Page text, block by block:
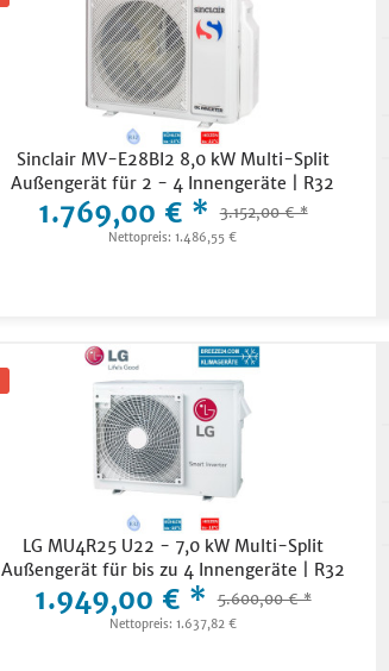
LG Electronics
Mitsubishi Electric
Mitsubishi Heavy
Panasonic
Remko
Samsung
Sinclair
Sinclair MV-E28BI2 8,0 kW Multi-Split
Außengerät für 2 - 4 Innengeräte | R32
1.769,00 € * 3.152,00 € *
Nettopreis: 1.486,55 €
LG MU4R25 U22 - 7,0 kW Multi-Split
Außengerät für bis zu 4 Innengeräte | R32
1.949,00 € * 5.600,00 € *
Nettopreis: 1.637,82 €